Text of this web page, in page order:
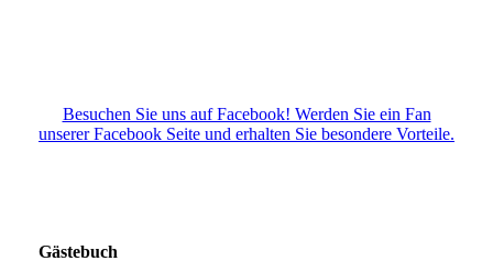
Besuchen Sie uns auf Facebook! Werden Sie ein Fan
unserer Facebook Seite und erhalten Sie besondere Vorteile.
Gästebuch